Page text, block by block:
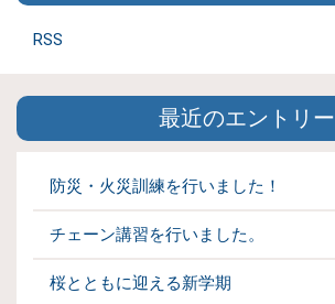
RSS
最近のエントリー
防災・火災訓練を行いました！
チェーン講習を行いました。
桜とともに迎える新学期